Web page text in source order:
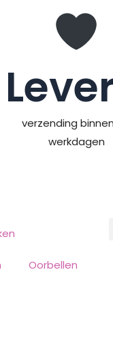
verzending
werkdagen
Oorbellen